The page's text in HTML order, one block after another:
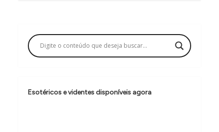
a
ç
o
d
Esotéricos e videntes disponíveis agora